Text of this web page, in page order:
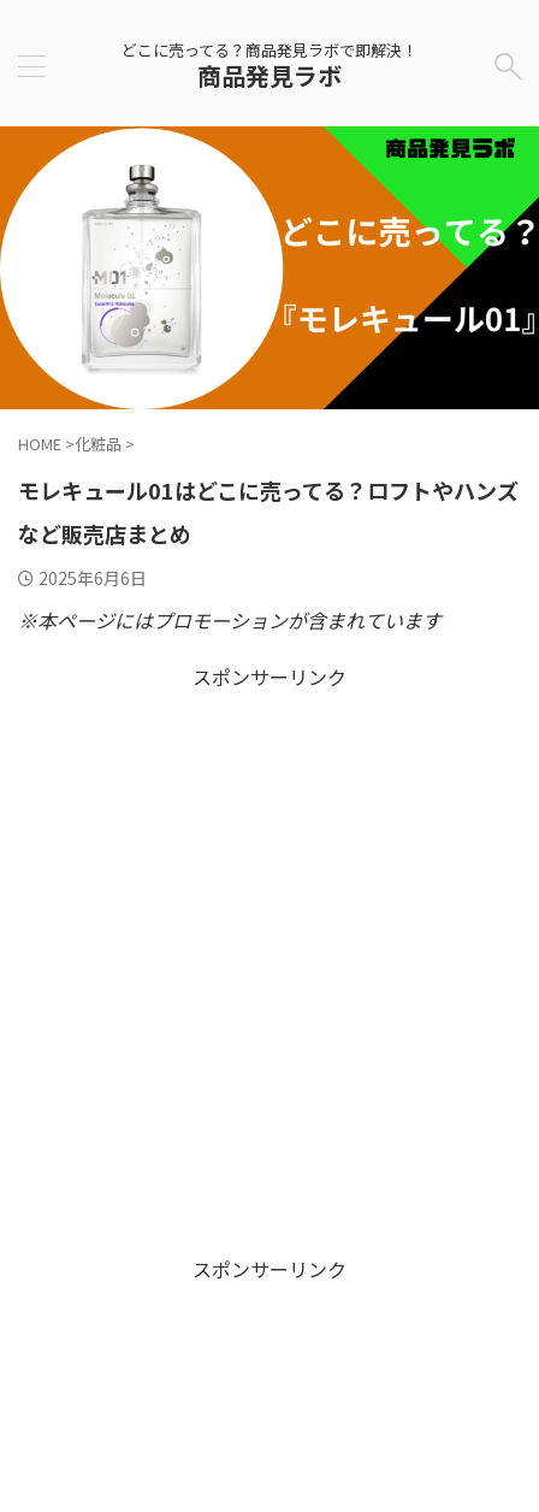
どこに売ってる？商品発見ラボで即解決！
商品発見ラボ
HOME >化粧品 >
モレキュール01はどこに売ってる？ロフトやハンズ
など販売店まとめ
2025年6月6日
※本ページにはプロモーションが含まれています
スポンサーリンク
スポンサーリンク